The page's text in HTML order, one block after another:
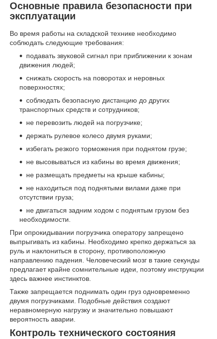
Основные правила безопасности при
эксплуатации
Во время работы на складской технике необходимо
соблюдать следующие требования:
подавать звуковой сигнал при приближении к зонам
движения людей;
снижать скорость на поворотах и неровных
поверхностях;
соблюдать безопасную дистанцию до других
транспортных средств и сотрудников;
не перевозить людей на погрузчике;
держать рулевое колесо двумя руками;
избегать резкого торможения при поднятом грузе;
не высовываться из кабины во время движения;
не размещать предметы на крыше кабины;
не находиться под поднятыми вилами даже при
отсутствии груза;
не двигаться задним ходом с поднятым грузом без
необходимости.
При опрокидывании погрузчика оператору запрещено
выпрыгивать из кабины. Необходимо крепко держаться за
руль и наклониться в сторону, противоположную
направлению падения. Человеческий мозг в такие секунды
предлагает крайне сомнительные идеи, поэтому инструкции
здесь важнее инстинктов.
Также запрещается поднимать один груз одновременно
двумя погрузчиками. Подобные действия создают
неравномерную нагрузку и значительно повышают
вероятность аварии.
Контроль технического состояния